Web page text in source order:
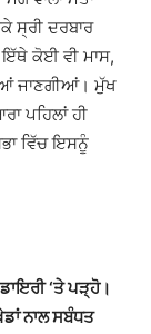
ਸ੍ਰੀ ਦਰਬਾਰ
ਕੋਈ ਵੀ ਮਾਸ,
ਜਾਣਗੀਆਂ। ਮੁੱਖ
ਪਹਿਲਾਂ ਹੀ
ਵਿੱਚ ਇਸਨੂੰ
‘ਤੇ ਪੜ੍ਹੋ।
ਨਾਲ ਸਬੰਧਤ